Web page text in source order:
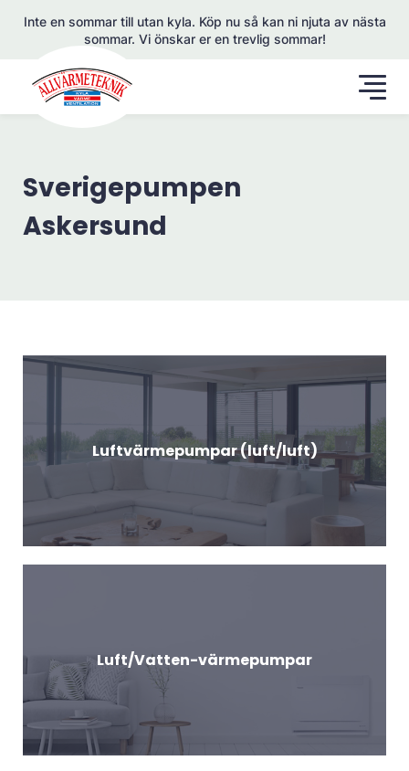
Inte en sommar till utan kyla. Köp nu så kan ni njuta av nästa
sommar. Vi önskar er en trevlig sommar!
Sverigepumpen
Askersund
Luftvärmepumpar (luft/luft)
Luft/Vatten-värmepumpar